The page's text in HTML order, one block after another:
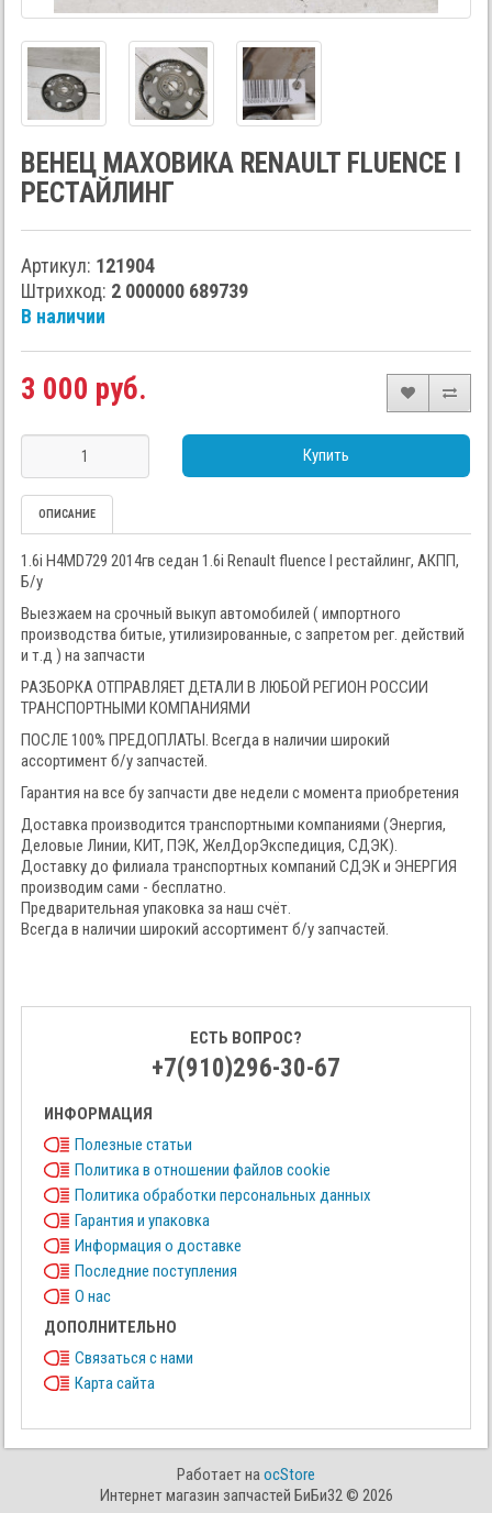
ВЕНЕЦ МАХОВИКА RENAULT FLUENCE I
РЕСТАЙЛИНГ
Артикул: 121904
Штрихкод: 2 000000 689739
В наличии
3 000 руб.
Купить
ОПИСАНИЕ
1.6i H4MD729 2014гв седан 1.6i Renault fluence I рестайлинг, АКПП,
Б/у
Выезжаем на срочный выкуп автомобилей ( импортного
производства битые, утилизированные, с запретом рег. действий
и т.д ) на запчасти
РАЗБОРКА ОТПРАВЛЯЕТ ДЕТАЛИ В ЛЮБОЙ РЕГИОН РОССИИ
ТРАНСПОРТНЫМИ КОМПАНИЯМИ
ПОСЛЕ 100% ПРЕДОПЛАТЫ. Всегда в наличии широкий
ассортимент б/у запчастей.
Гарантия на все бу запчасти две недели с момента приобретения
Доставка производится транспортными компаниями (Энергия,
Деловые Линии, КИТ, ПЭК, ЖелДорЭкспедиция, СДЭК).
Доставку до филиала транспортных компаний СДЭК и ЭНЕРГИЯ
производим сами - бесплатно.
Предварительная упаковка за наш счёт.
Всегда в наличии широкий ассортимент б/у запчастей.
ЕСТЬ ВОПРОС?
+7(910)296-30-67
ИНФОРМАЦИЯ
Полезные статьи
Политика в отношении файлов cookie
Политика обработки персональных данных
Гарантия и упаковка
Информация о доставке
Последние поступления
О нас
ДОПОЛНИТЕЛЬНО
Связаться с нами
Карта сайта
Работает наocStore
Интернет магазин запчастей БиБи32 © 2026